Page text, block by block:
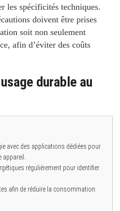
les spécificités techniques.
doivent être prises
soit non seulement
afin d’éviter des coûts
durable au
avec des applications dédiées pour
régulièrement pour identifier
afin de réduire la consommation